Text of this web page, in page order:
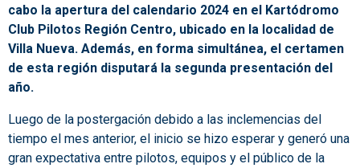
cabo la apertura del calendario 2024 en el Kartódromo
Club Pilotos Región Centro, ubicado en la localidad de
Villa Nueva. Además, en forma simultánea, el certamen
de esta región disputará la segunda presentación del
año.
Luego de la postergación debido a las inclemencias del
tiempo el mes anterior, el inicio se hizo esperar y generó una
gran expectativa entre pilotos, equipos y el público de la